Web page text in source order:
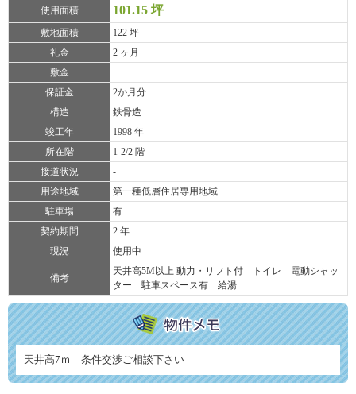
使用面積
101.15 坪
敷地面積
122 坪
礼金
2 ヶ月
敷金
保証金
2か月分
構造
鉄骨造
竣工年
1998 年
所在階
1-2/2 階
接道状況
-
用途地域
第一種低層住居専用地域
駐車場
有
契約期間
2 年
現況
使用中
備考
天井高5M以上 動力・リフト付 トイレ 電動シャッ
ター 駐車スペース有 給湯
天井高7ｍ 条件交渉ご相談下さい